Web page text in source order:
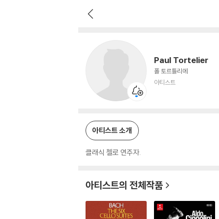
Paul Tortelier
폴 토르틀리에
아티스트
아티스트 소개
클래식 첼로 연주자.
아티스트의 전체작품